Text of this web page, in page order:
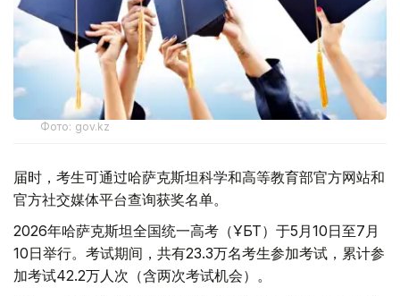
Фото: gov.kz
届时，考生可通过哈萨克斯坦科学和高等教育部官方网站和
官方社交媒体平台查询获奖名单。
2026年哈萨克斯坦全国统一高考（ҰБТ）于5月10日至7月
10日举行。考试期间，共有23.3万名考生参加考试，累计参
加考试42.2万人次（含两次考试机会）。